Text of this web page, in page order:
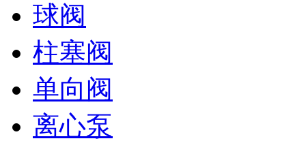
球阀
柱塞阀
单向阀
离心泵